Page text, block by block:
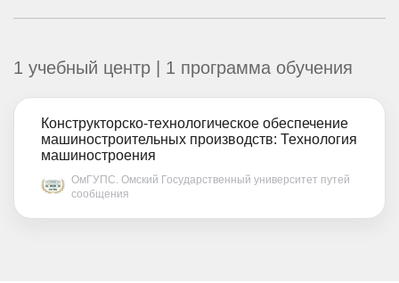
1 учебный центр | 1 программа обучения
Конструкторско-технологическое обеспечение
машиностроительных производств: Технология
машиностроения
ОмГУПС. Омский Государственный университет путей
сообщения